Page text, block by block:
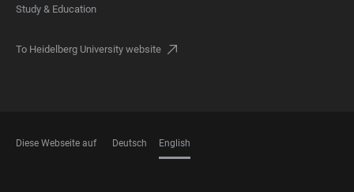
Study & Education
To Heidelberg University website
Diese Webseite auf Deutsch English